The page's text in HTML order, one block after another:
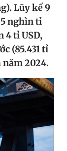
cáo
Lũy kế 9
nghìn tỉ
4 tỉ USD,
(85.431 tỉ
năm 2024.